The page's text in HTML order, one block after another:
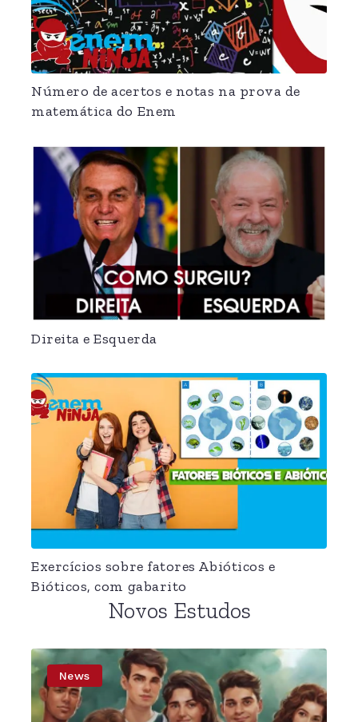
Número de acertos e notas na prova de
matemática do Enem
Direita e Esquerda
Exercícios sobre fatores Abióticos e
Bióticos, com gabarito
Novos Estudos
News